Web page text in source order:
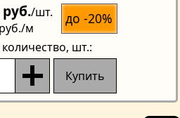
/шт.
/м
до -20%
, шт.:
Купить